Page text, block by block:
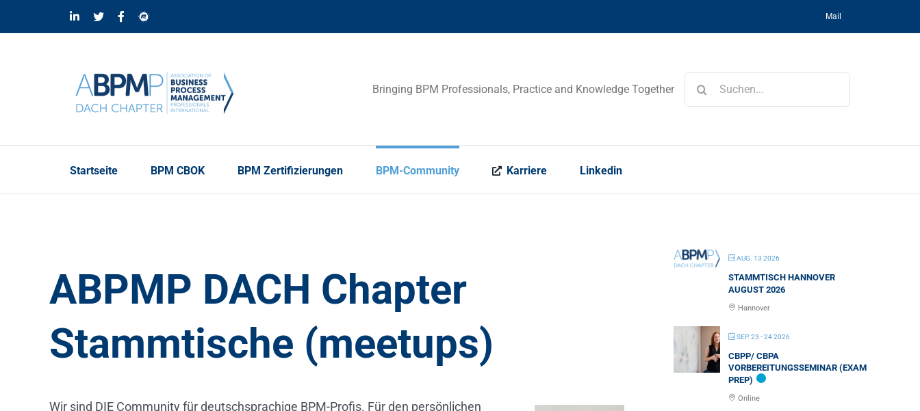
LinkedIn
TwitterFacebookMeetup Mail
Bringing BPM Professionals, Practice and Knowledge Together
nach:
Startseite BPM CBOK BPM Zertifizierungen BPM-Community Karriere Linkedin
ABPMP DACH Chapter
Stammtische (meetups)
Wir sind DIE Community für deutschsprachige BPM-Profis. Für den persönlichen
AUG. 13 2026
STAMMTISCH HANNOVER
AUGUST 2026
Hannover
SEP. 23 - 24 2026
CBPP/ CBPA
VORBEREITUNGSSEMINAR (EXAM
PREP)
Online